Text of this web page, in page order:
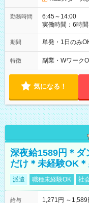
勤務時間
6:45～14:00
実働時間：6時
45分)
期間 単発・1日のみ
特徴 副業・Wワーク
気になる！
深夜給1589円＊ダ
だけ＊未経験OK
派遣 職種未経験OK 社
給与
1,271円 ～